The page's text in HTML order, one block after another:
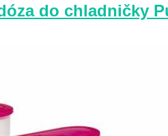
do chladničky